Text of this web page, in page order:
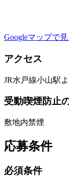
Googleマップで見
アクセス
JR水戸線小山駅
受動喫煙防止
敷地内禁煙
応募条件
必須条件